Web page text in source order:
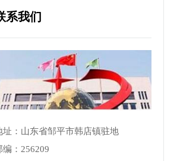
系我们
址：山东省邹平市韩店镇驻地
编：256209